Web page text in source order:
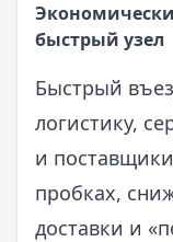
быстрый узел
Быстрый
логистику,
и
пробках,
доставки и